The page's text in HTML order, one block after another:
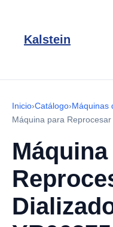
Kalstein
Inicio›Catálogo›Máquinas
Máquina para